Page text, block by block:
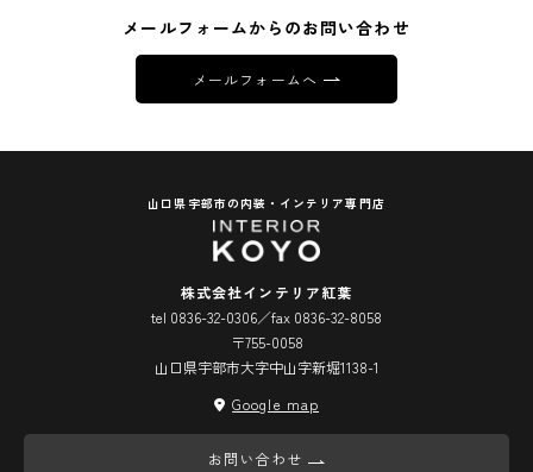
メールフォームからのお問い合わせ
メールフォームへ
山口県宇部市の内装・インテリア専門店
株式会社インテリア紅葉
tel 0836-32-0306／fax 0836-32-8058
〒755-0058
山口県宇部市大字中山字新堀1138-1
Google map
お問い合わせ